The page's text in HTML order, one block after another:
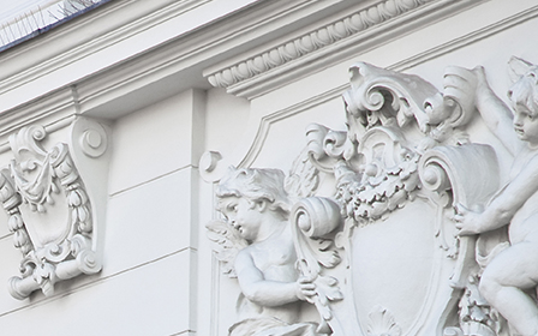
d479d60f-6748-434e-b592-ba21e3641ec7